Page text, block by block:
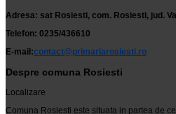
Adresa: sat Rosiesti, com. Rosiesti, jud.
Telefon: 0235/436610
E-mail:contact@primariarosiesti.ro
Despre comuna Rosiesti
Localizare
Comuna Rosiesti este situata in partea de